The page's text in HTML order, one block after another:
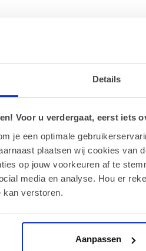
Details
Voor u verdergaat, eerst iets
je een optimale
plaatsen wij cookies van
op jouw voorkeuren af te
media en analyse. Hou er
kan verstoren.
Aanpassen
suikers.
voor alle details.
hebben.
smaak en textuur optimaal te